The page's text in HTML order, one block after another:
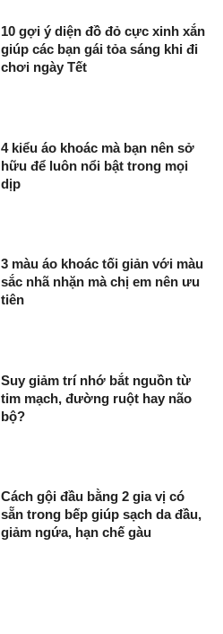
10 gợi ý diện đồ đỏ cực xinh xắn
giúp các bạn gái tỏa sáng khi đi
chơi ngày Tết
4 kiểu áo khoác mà bạn nên sở
hữu để luôn nổi bật trong mọi
dịp
3 màu áo khoác tối giản với màu
sắc nhã nhặn mà chị em nên ưu
tiên
Suy giảm trí nhớ bắt nguồn từ
tim mạch, đường ruột hay não
bộ?
Cách gội đầu bằng 2 gia vị có
sẵn trong bếp giúp sạch da đầu,
giảm ngứa, hạn chế gàu